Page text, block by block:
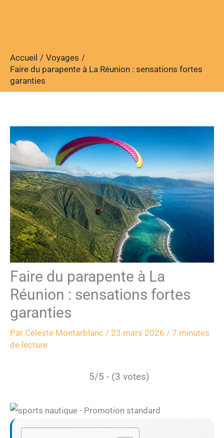
Accueil
Voyages
Faire du parapente à La Réunion : sensations fortes
garanties
Faire du parapente à La
Réunion : sensations fortes
garanties
Par Céleste Montarblanc / 23 mars 2026 / 7 minutes
de lecture
5/5 - (3 votes)